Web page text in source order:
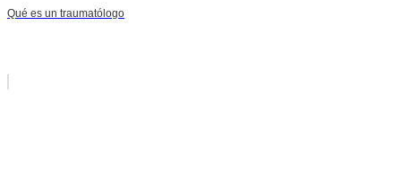
Qué es un traumatólogo